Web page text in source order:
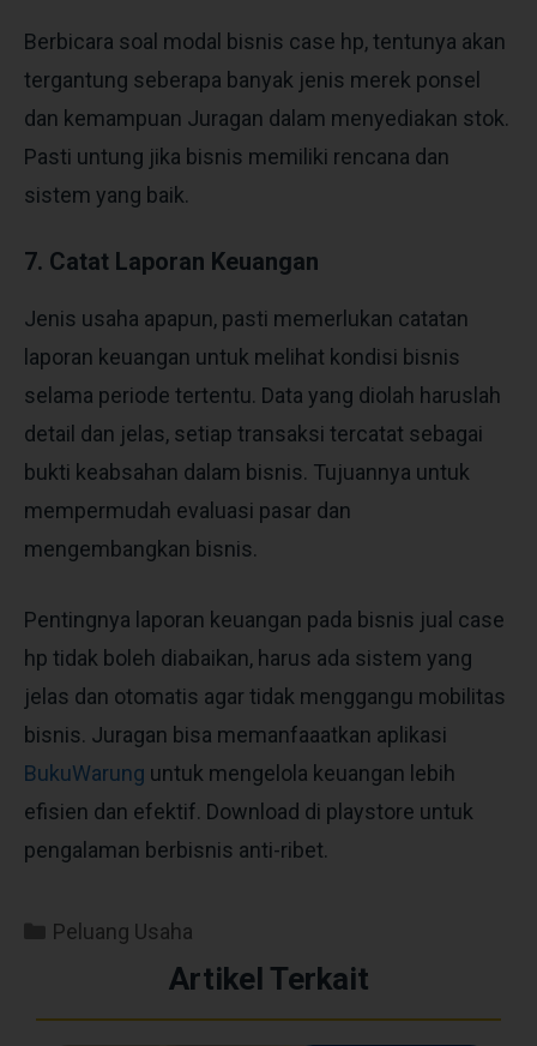
Berbicara soal modal bisnis case hp, tentunya akan
tergantung seberapa banyak jenis merek ponsel
dan kemampuan Juragan dalam menyediakan stok.
Pasti untung jika bisnis memiliki rencana dan
sistem yang baik.
7. Catat Laporan Keuangan
Jenis usaha apapun, pasti memerlukan catatan
laporan keuangan untuk melihat kondisi bisnis
selama periode tertentu. Data yang diolah haruslah
detail dan jelas, setiap transaksi tercatat sebagai
bukti keabsahan dalam bisnis. Tujuannya untuk
mempermudah evaluasi pasar dan
mengembangkan bisnis.
Pentingnya laporan keuangan pada bisnis jual case
hp tidak boleh diabaikan, harus ada sistem yang
jelas dan otomatis agar tidak menggangu mobilitas
bisnis. Juragan bisa memanfaaatkan aplikasi
BukuWarung untuk mengelola keuangan lebih
efisien dan efektif. Download di playstore untuk
pengalaman berbisnis anti-ribet.
Peluang Usaha
Artikel Terkait